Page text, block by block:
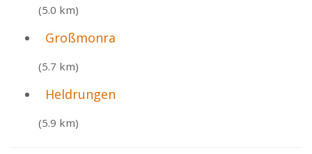
(5.0 km)
Großmonra
(5.7 km)
Heldrungen
(5.9 km)